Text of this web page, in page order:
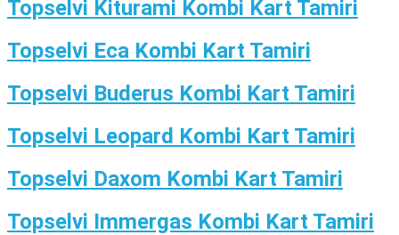
Topselvi Kiturami Kombi Kart Tamiri
Topselvi Eca Kombi Kart Tamiri
Topselvi Buderus Kombi Kart Tamiri
Topselvi Leopard Kombi Kart Tamiri
Topselvi Daxom Kombi Kart Tamiri
Topselvi Immergas Kombi Kart Tamiri